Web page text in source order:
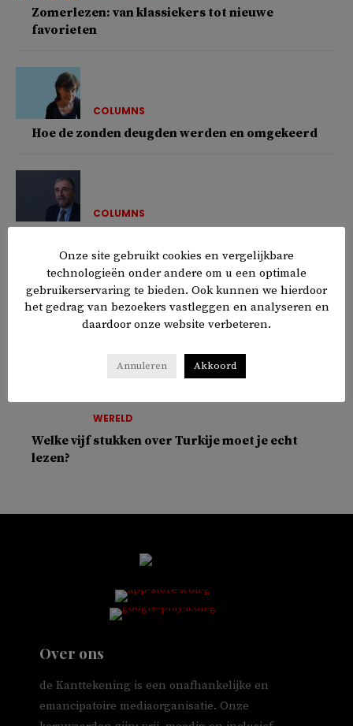
Zomerlezen: van klassiekers tot nieuwe
favorieten
COLUMNS
Hoe de zonden deugden werden en omgekeerd
COLUMNS
WERELD
Welke vijf stukken over Turkije moet je echt
lezen?
Over ons
de Kanttekening is een onafhankelijke en
emancipatoire mediaorganisatie. Onze
Onze site gebruikt cookies en vergelijkbare
technologieën onder andere om u een optimale
gebruikerservaring te bieden. Ook kunnen we hierdoor
het gedrag van bezoekers vastleggen en analyseren en
daardoor onze website verbeteren.
Annuleren Akkoord